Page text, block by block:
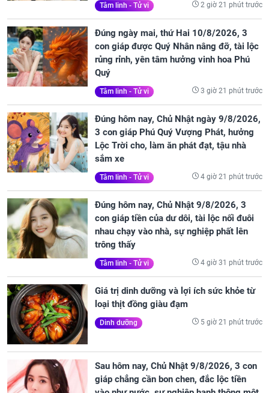
Tâm linh - Tử vi 2 giờ 21 phút trước
Đúng ngày mai, thứ Hai 10/8/2026, 3
con giáp được Quý Nhân nâng đỡ, tài lộc
rủng rỉnh, yên tâm hưởng vinh hoa Phú
Quý
Tâm linh - Tử vi 3 giờ 21 phút trước
Đúng hôm nay, Chủ Nhật ngày 9/8/2026,
3 con giáp Phú Quý Vượng Phát, hưởng
Lộc Trời cho, làm ăn phát đạt, tậu nhà
sắm xe
Tâm linh - Tử vi 4 giờ 21 phút trước
Đúng hôm nay, Chủ Nhật 9/8/2026, 3
con giáp tiền của dư dôi, tài lộc nối đuôi
nhau chạy vào nhà, sự nghiệp phất lên
trông thấy
Tâm linh - Tử vi 4 giờ 31 phút trước
Giá trị dinh dưỡng và lợi ích sức khỏe từ
loại thịt đồng giàu đạm
Dinh dưỡng 5 giờ 21 phút trước
Sau hôm nay, Chủ Nhật 9/8/2026, 3 con
giáp chẳng cần bon chen, đắc lộc tiền